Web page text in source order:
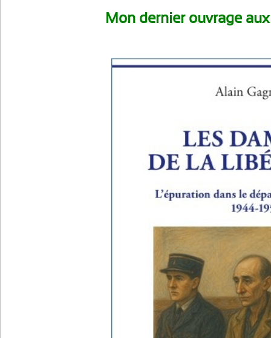
Mon dernier ouvrage